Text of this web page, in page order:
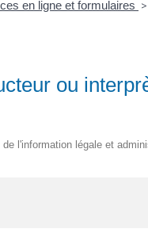
en ligne et formulaires >
ou
l'information légale et